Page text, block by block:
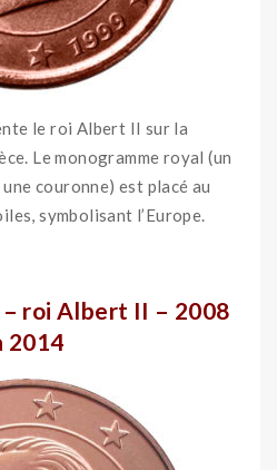
le roi Albert II sur la
Le monogramme royal (un
une couronne) est placé au
symbolisant l’Europe.
roi Albert II – 2008
2014